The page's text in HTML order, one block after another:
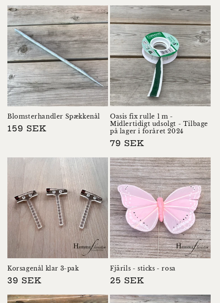
Blomsterhandler Spækkenål
Normalpris
159 SEK
Oasis fix rulle 1 m -
Midlertidigt udsolgt - Tilbage
på lager i foråret 2024
Normalpris
79 SEK
Korsagenål klar 3-pak
Normalpris
39 SEK
Fjärils - sticks - rosa
Normalpris
25 SEK